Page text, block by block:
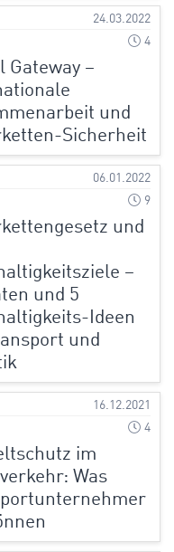
24.03.2022
4
Gateway –
und
Sicherheit
06.01.2022
9
und
–
und 5
Ideen
und
16.12.2021
4
im
Was